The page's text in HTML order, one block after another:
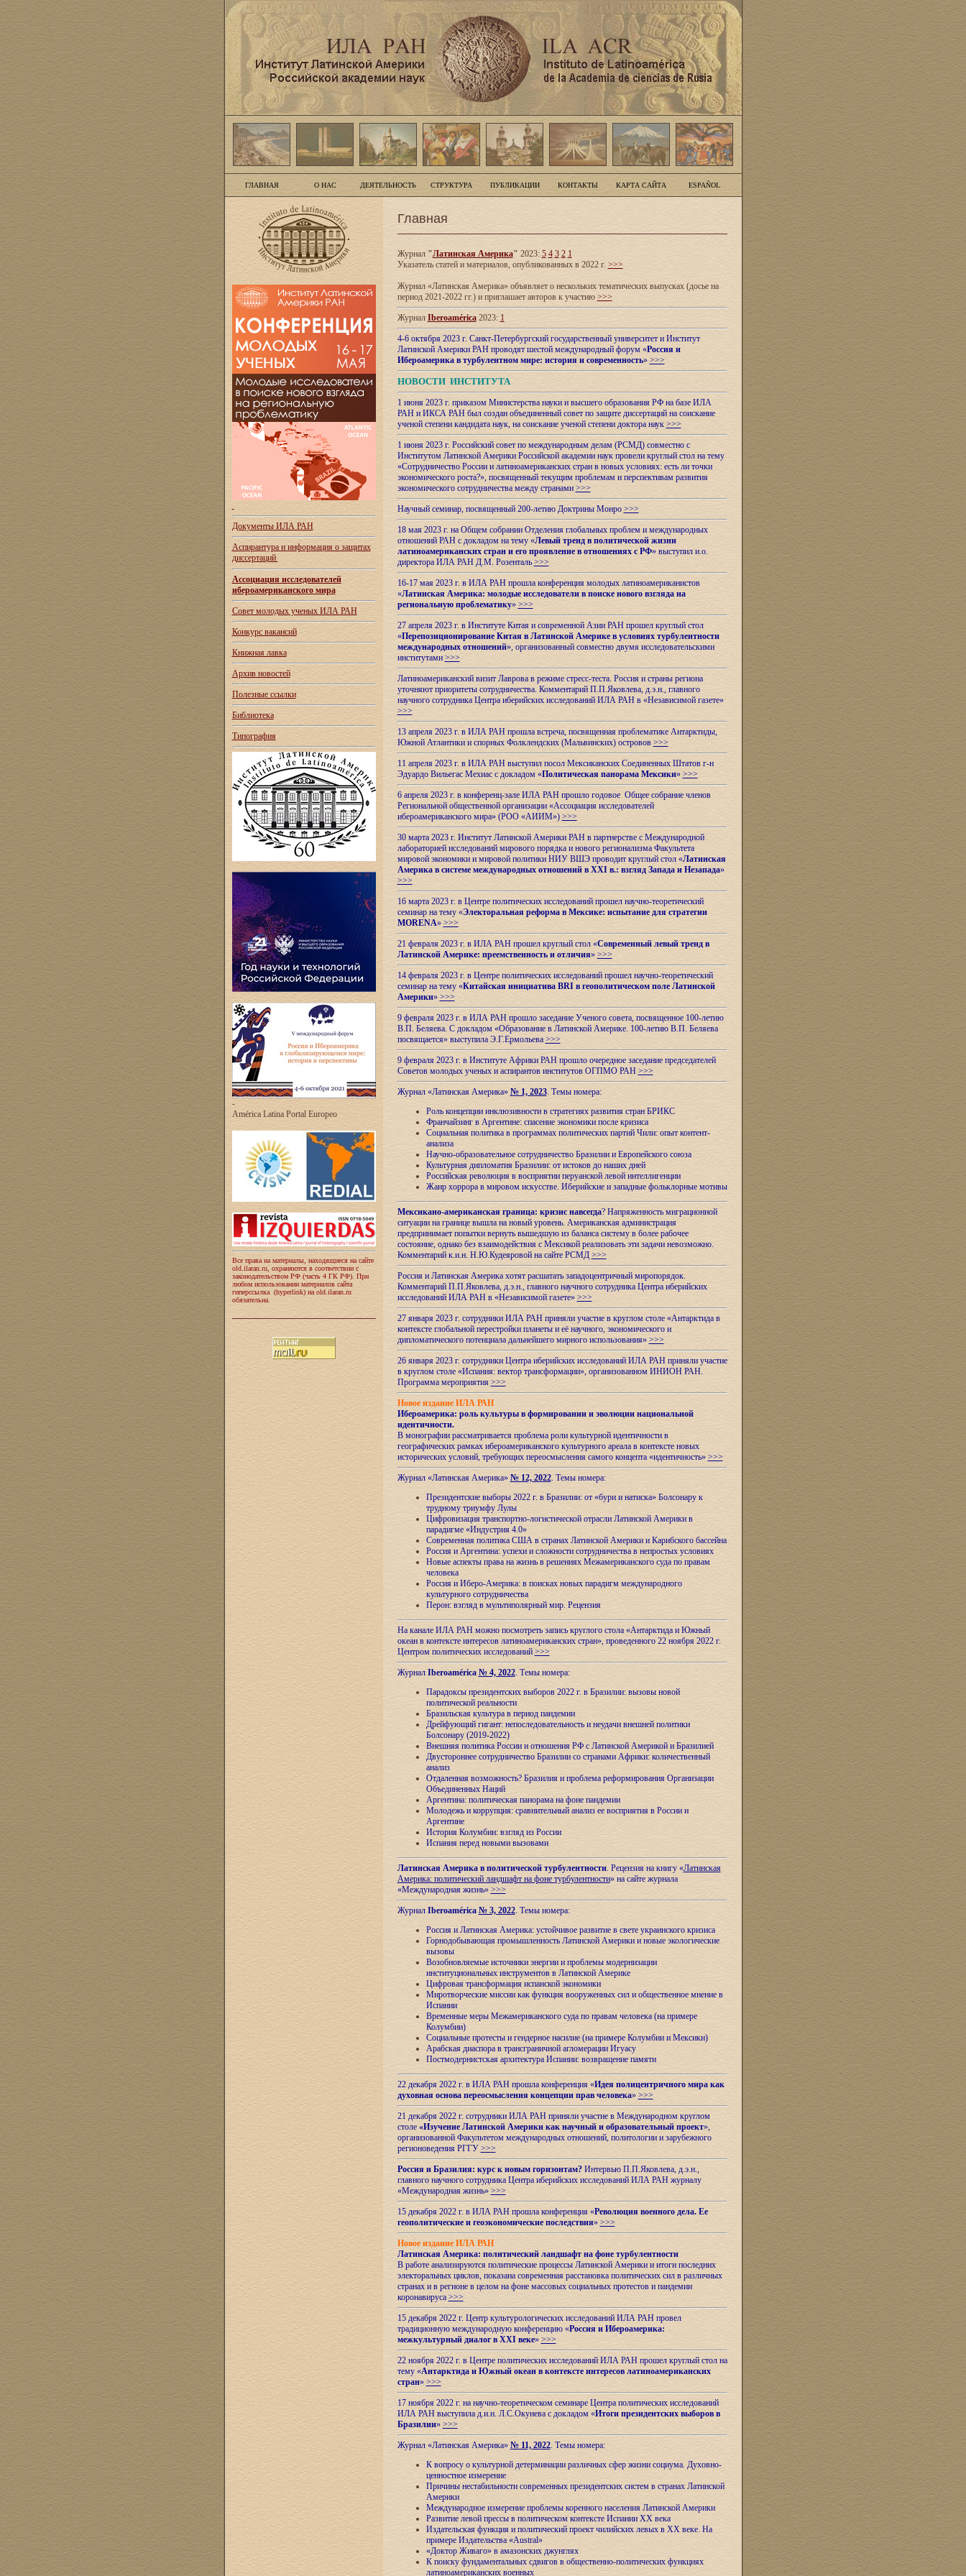
ГЛАВНАЯ О НАС ДЕЯТЕЛЬНОСТЬ СТРУКТУРА ПУБЛИКАЦИИ КОНТАКТЫ КАРТА САЙТА ESPAÑOL
Документы ИЛА РАН
Аспирантура и информация о защитах
диссертаций
Ассоциация исследователей
ибероамериканского мира
Совет молодых ученых ИЛА РАН
Конкурс вакансий
Книжная лавка
Архив новостей
Полезные ссылки
Библиотека
Типография
-
América Latina Portal Europeo
Все права на материалы, находящиеся на сайте
old.ilaran.ru, охраняются в соответствии с
законодательством РФ (часть 4 ГК РФ). При
любом использовании материалов сайта
гиперссылка (hyperlink) на old.ilaran.ru
обязательна.
Главная
Журнал"Латинская Америка" 2023: 5 4 3 2 1
Указатель статей и материалов, опубликованных в 2022 г. >>>
Журнал «Латинская Америка» объявляет о нескольких тематических выпусках (досье на
период 2021-2022 гг.) и приглашает авторов к участию >>>
Журнал Iberoamérica2023: 1
4-6 октября 2023 г. Санкт-Петербургский государственный университет и Институт
Латинской Америки РАН проводят шестой международный форум «Россия и
Ибероамерика в турбулентном мире: история и современность» >>>
НОВОСТИ ИНСТИТУТА
1 июня 2023 г. приказом Министерства науки и высшего образования РФ на базе ИЛА
РАН и ИКСА РАН был создан объединенный совет по защите диссертаций на соискание
ученой степени кандидата наук, на соискание ученой степени доктора наук >>>
1 июня 2023 г. Российский совет по международным делам (РСМД) совместно с
Институтом Латинской Америки Российской академии наук провели круглый стол на тему
«Сотрудничество России и латиноамериканских стран в новых условиях: есть ли точки
экономического роста?», посвященный текущим проблемам и перспективам развития
экономического сотрудничества между странами >>>
Научный семинар, посвященный 200-летию Доктрины Монро>>>
18 мая 2023 г. на Общем собрании Отделения глобальных проблем и международных
отношений РАН с докладом на тему «Левый тренд в политической жизни
латиноамериканских стран и его проявление в отношениях с РФ» выступил и.о.
директора ИЛА РАН Д.М. Розенталь >>>
16-17 мая 2023 г. в ИЛА РАН прошла конференция молодых латиноамериканистов
«Латинская Америка: молодые исследователи в поиске нового взгляда на
региональную проблематику» >>>
27 апреля 2023 г. в Институте Китая и современной Азии РАН прошел круглый стол
«Перепозиционирование Китая в ЛатинскойАмерике в условиях турбулентности
международных отношений», организованный совместно двумя исследовательскими
институтами >>>
Латиноамериканский визит Лаврова в режиме стресс-теста. Россия и страны региона
уточняют приоритеты сотрудничества. Комментарий П.П.Яковлева, д.э.н., главного
научного сотрудника Центра иберийских исследований ИЛА РАН в «Независимой газете»
>>>
13 апреля 2023 г. в ИЛА РАН прошла встреча, посвященная проблематике Антарктиды,
Южной Атлантики и спорных Фолклендских (Мальвинских) островов >>>
11 апреля 2023 г. в ИЛА РАН выступил посол Мексиканских Соединенных Штатов г-н
Эдуардо Вильегас Мехиас c докладом «Политическая панорама Мексики» >>>
6 апреля 2023 г. в конференц-зале ИЛА РАН прошло годовое Общее собрание членов
Региональной общественной организации «Ассоциация исследователей
ибероамериканского мира» (РОО «АИИМ») >>>
30 марта 2023 г. Институт Латинской Америки РАН в партнерстве с Международной
лабораторией исследований мирового порядка и нового регионализма Факультета
мировой экономики и мировой политики НИУ ВШЭ проводит круглый стол «Латинская
Америка в системе международных отношений в XXI в.: взгляд Запада и Незапада»
>>>
16 марта 2023 г. в Центре политических исследований прошел научно-теоретический
семинар на тему «Электоральная реформа в Мексике: испытание для стратегии
MORENA» >>>
21 февраля 2023 г. в ИЛА РАН прошел круглый стол «Современный левый тренд в
Латинской Америке: преемственность и отличия» >>>
14 февраля 2023 г. в Центре политических исследований прошел научно-теоретический
семинар на тему «Китайская инициатива BRI в геополитическом поле Латинской
Америки» >>>
9 февраля 2023 г. в ИЛА РАН прошло заседание Ученого совета, посвященное 100-летию
В.П. Беляева. С докладом «Образование в Латинской Америке. 100-летию В.П. Беляева
посвящается» выступила Э.Г.Ермольева >>>
9 февраля 2023 г. в Институте Африки РАН прошло очередное заседание председателей
Советов молодых ученых и аспирантов институтов ОГПМО РАН >>>
Журнал «Латинская Америка» № 1, 2023. Темы номера:
Роль концепции инклюзивности в стратегиях развития стран БРИКС
Франчайзинг в Аргентине: спасение экономики после кризиса
Социальная политика в программах политических партий Чили: опыт контент-
анализа
Научно-образовательное сотрудничество Бразилии и Европейского союза
Культурная дипломатия Бразилии: от истоков до наших дней
Российская революция в восприятии перуанской левой интеллигенции
Жанр хоррора в мировом искусстве. Иберийские и западные фольклорные мотивы
Мексикано-американская граница: кризис навсегда? Напряженность миграционной
ситуации на границе вышла на новый уровень. Американская администрация
предпринимает попытки вернуть вышедшую из баланса систему в более рабочее
состояние, однако без взаимодействия с Мексикой реализовать эти задачи невозможно.
Комментарий к.и.н. Н.Ю.Кудеяровой на сайте РСМД >>>
Россия и Латинская Америка хотят расшатать западоцентричный миропорядок.
Комментарий П.П.Яковлева, д.э.н., главного научного сотрудника Центра иберийских
исследований ИЛА РАН в «Независимой газете» >>>
27 января 2023 г. сотрудники ИЛА РАН приняли участие в круглом столе «Антарктида в
контексте глобальной перестройки планеты и её научного, экономического и
дипломатического потенциала дальнейшего мирного использования» >>>
26 января 2023 г. сотрудники Центра иберийских исследований ИЛА РАН приняли участие
в круглом столе «Испания: вектор трансформации», организованном ИНИОН РАН.
Программа мероприятия>>>
Новое издание ИЛА РАН
Ибероамерика: роль культуры в формировании и эволюции национальной
идентичности.
В монографии рассматривается проблема роли культурной идентичности в
географических рамках ибероамериканского культурного ареала в контексте новых
исторических условий, требующих переосмысления самого концепта «идентичность» >>>
Журнал «Латинская Америка» № 12, 2022. Темы номера:
Президентские выборы 2022 г. в Бразилии: от «бури и натиска» Болсонару к
трудному триумфу Лулы
Цифровизация транспортно-логистической отрасли Латинской Америки в
парадигме «Индустрия 4.0»
Современная политика США в странах Латинской Америки и Карибского бассейна
Россия и Аргентина: успехи и сложности сотрудничества в непростых условиях
Новые аспекты права на жизнь в решениях Межамериканского суда по правам
человека
Россия и Иберо-Америка: в поисках новых парадигм международного
культурного сотрудничества
Перон: взгляд в мультиполярный мир. Рецензия
На канале ИЛА РАН можно посмотреть запись круглого стола «Антарктида и Южный
океан в контексте интересов латиноамериканских стран», проведенного 22 ноября 2022 г.
Центром политических исследований >>>
Журнал Iberoamérica № 4, 2022. Темы номера:
Парадоксы президентских выборов 2022 г. в Бразилии: вызовы новой
политической реальности
Бразильская культура в период пандемии
Дрейфующий гигант: непоследовательность и неудачи внешней политики
Болсонару (2019-2022)
Внешняя политика России и отношения РФ с Латинской Америкой и Бразилией
Двустороннее сотрудничество Бразилии со странами Африки: количественный
анализ
Отдаленная возможность? Бразилия и проблема реформирования Организации
Объединенных Наций
Аргентина: политическая панорама на фоне пандемии
Молодежь и коррупция: сравнительный анализ ee восприятия в России и
Аргентине
История Колумбии: взгляд из России
Испания перед новыми вызовами
Латинская Америка в политической турбулентности. Рецензия на книгу «Латинская
Америка: политический ландшафт на фоне турбулентности» на сайте журнала
«Международная жизнь» >>>
Журнал Iberoamérica № 3, 2022. Темы номера:
Россия и Латинская Америка: устойчивое развитие в свете украинского кризиса
Горнодобывающая промышленность Латинской Америки и новые экологические
вызовы
Возобновляемые источники энергии и проблемы модернизации
институциональных инструментов в Латинской Америке
Цифровая трансформация испанской экономики
Миротворческие миссии как функция вооруженных сил и общественное мнение в
Испании
Временные меры Межамериканского суда по правам человека (на примере
Колумбии)
Социальные протесты и гендерное насилие (на примере Колумбии и Мексики)
Арабская диаспора в трансграничной агломерации Игуасу
Постмодернистская архитектура Испании: возвращение памяти
22 декабря 2022 г. в ИЛА РАН прошла конференция «Идея полицентричного мира как
духовная основа переосмысления концепции прав человека» >>>
21 декабря 2022 г. сотрудники ИЛА РАН приняли участие в Международном круглом
столе «Изучение Латинской Америки как научный и образовательный проект»,
организованной Факультетом международных отношений, политологии и зарубежного
регионоведения РГГУ >>>
Россия и Бразилия: курс к новым горизонтам?Интервью П.П.Яковлева, д.э.н.,
главного научного сотрудника Центра иберийских исследований ИЛА РАН журналу
«Международная жизнь» >>>
15 декабря 2022 г. в ИЛА РАН прошла конференция «Революция военного дела. Ее
геополитические и геоэкономические последствия» >>>
Новое издание ИЛА РАН
Латинская Америка: политический ландшафт на фоне турбулентности
В работе анализируются политические процессы Латинской Америки и итоги последних
электоральных циклов, показана современная расстановка политических сил в различных
странах и в регионе в целом на фоне массовых социальных протестов и пандемии
коронавируса >>>
15 декабря 2022 г. Центр культурологических исследований ИЛА РАН провел
традиционную международную конференцию «Россия и Ибероамерика:
межкультурный диалог в XXI веке» >>>
22 ноября 2022 г. в Центре политических исследований ИЛА РАН прошел круглый стол на
тему «Антарктида и Южный океан в контексте интересов латиноамериканских
стран» >>>
17 ноября 2022 г. на научно-теоретическом семинаре Центра политических исследований
ИЛА РАН выступила д.и.н. Л.С.Окунева с докладом «Итоги президентских выборов в
Бразилии» >>>
Журнал «Латинская Америка» № 11, 2022. Темы номера:
К вопросу о культурной детерминации различных сфер жизни социума. Духовно-
ценностное измерение
Причины нестабильности современных президентских систем в странах Латинской
Америки
Международное измерение проблемы коренного населения Латинской Америки
Развитие левой прессы в политическом контексте Испании XX века
Издательская функция и политический проект чилийских левых в XX веке. На
примере Издательства «Austral»
«Доктор Живаго» в амазонских джунглях
К поиску фундаментальных сдвигов в общественно-политических функциях
латиноамериканских военных